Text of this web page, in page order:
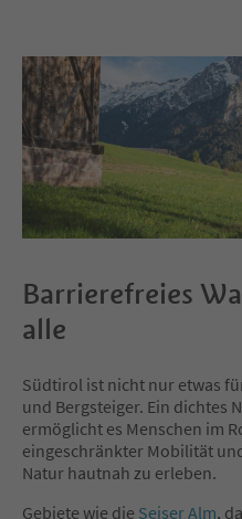
Barrierefreies
alle
Südtirol ist nicht nur etwas
und Bergsteiger. Ein dichtes
ermöglicht es Menschen im
eingeschränkter Mobilität
Natur hautnah zu erleben.
Gebiete wie die Seiser Alm,